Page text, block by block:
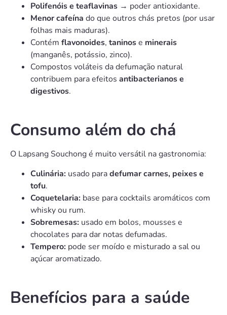
Polifenóis e teaflavinas → poder antioxidante.
Menor cafeína do que outros chás pretos (por usar
folhas mais maduras).
Contém flavonoides, taninose minerais
(manganês, potássio, zinco).
Compostos voláteis da defumação natural
contribuem para efeitos antibacterianos e
digestivos.
Consumo além do chá
O Lapsang Souchong é muito versátil na gastronomia:
Culinária: usado paradefumar carnes, peixes e
tofu.
Coquetelaria: base para cocktails aromáticos com
whisky ou rum.
Sobremesas: usado em bolos, mousses e
chocolates para dar notas defumadas.
Tempero: pode ser moído e misturado a sal ou
açúcar aromatizado.
Benefícios para a saúde